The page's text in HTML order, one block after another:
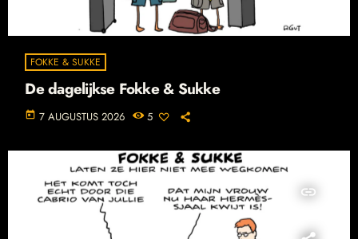
FOKKE & SUKKE
De dagelijkse Fokke & Sukke
today 7 AUGUSTUS 2026 5
insert_link